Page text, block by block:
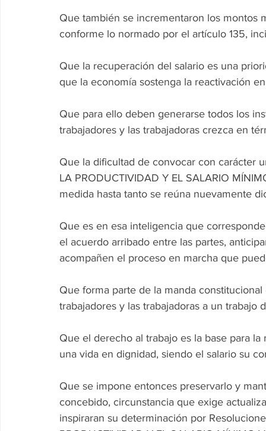
Que también se incrementaron los
conforme lo normado por el artículo 135,
Que la recuperación del salario es una
que la economía sostenga la reactivación
Que para ello deben generarse todos los
trabajadores y las trabajadoras crezca en
Que la dificultad de convocar con carácter
LA PRODUCTIVIDAD Y EL SALARIO
medida hasta tanto se reúna nuevamente
Que es en esa inteligencia que
el acuerdo arribado entre las partes,
acompañen el proceso en marcha que
Que forma parte de la manda
trabajadores y las trabajadoras a un trabajo
Que el derecho al trabajo es la base para
una vida en dignidad, siendo el salario su
Que se impone entonces preservarlo y
concebido, circunstancia que exige
inspiraran su determinación por